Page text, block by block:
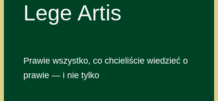
Lege Artis
Prawie wszystko, co chcieliście wiedzieć o
prawie — i nie tylko